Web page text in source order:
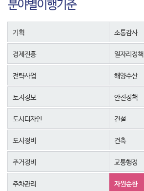
분야별이행기준
기획 소통감사
경제진흥 일자리정책
전략사업 해양수산
토지정보 안전정책
도시디자인 건설
도시정비 건축
주거정비 교통행정
주차관리 자원순환